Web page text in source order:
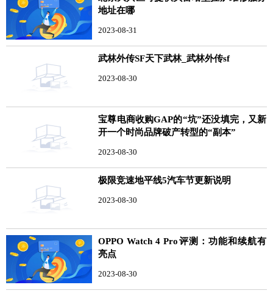
地址在哪
2023-08-31
武林外传SF天下武林_武林外传sf
2023-08-30
宝尊电商收购GAP的“坑”还没填完，又新
开一个时尚品牌破产转型的“副本”
2023-08-30
极限竞速地平线5汽车节更新说明
2023-08-30
OPPO Watch 4 Pro评测：功能和续航有
亮点
2023-08-30